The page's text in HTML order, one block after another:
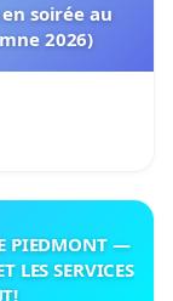
soirée au
2026)
PIEDMONT —
LES SERVICES